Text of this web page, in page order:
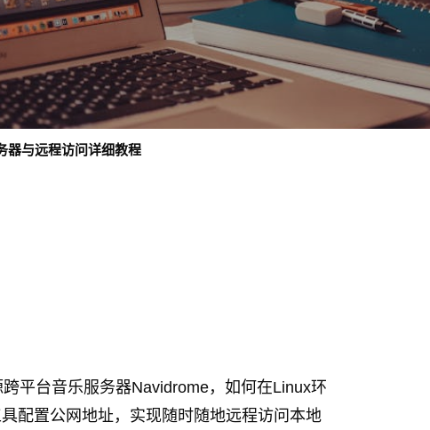
与远程访问详细教程
平台音乐服务器Navidrome，如何在Linux环
配置公网地址，实现随时随地远程访问本地